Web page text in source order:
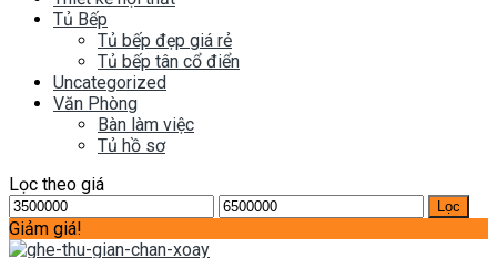
Tủ Bếp
Tủ bếp đẹp giá rẻ
Tủ bếp tân cổ điển
Uncategorized
Văn Phòng
Bàn làm việc
Tủ hồ sơ
Lọc theo giá
Giá
tối
thiểu
Giá
tối
đa
Lọc
Giảm giá!